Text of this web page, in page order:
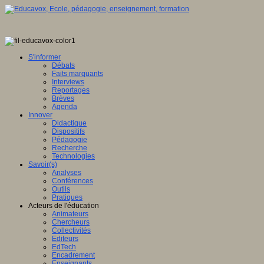
S'informer
Débats
Faits marquants
Interviews
Reportages
Brèves
Agenda
Innover
Didactique
Dispositifs
Pédagogie
Recherche
Technologies
Savoir(s)
Analyses
Conférences
Outils
Pratiques
Acteurs de l'éducation
Animateurs
Chercheurs
Collectivités
Editeurs
EdTech
Encadrement